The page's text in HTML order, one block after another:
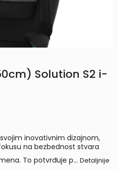
Solution S2 i-
inovativnim dizajnom,
na bezbednost stvara
To potvrđuje p... Detaljnije